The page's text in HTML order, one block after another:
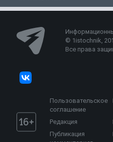
© 1istochnik,
Все права
Пользовательское
соглашение
Редакция
Публикация